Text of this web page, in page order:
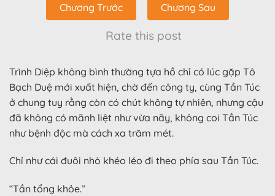
Chương Trước Chương Sau
Rate this post
Trình Diệp không bình thường tựa hồ chỉ có lúc gặp Tô
Bạch Duệ mới xuất hiện, chờ đến công ty, cùng Tần Túc
ở chung tuy rằng còn có chút không tự nhiên, nhưng cậu
đã không có mãnh liệt như vừa nãy, không coi Tần Túc
như bệnh độc mà cách xa trăm mét.
Chỉ như cái đuôi nhỏ khéo léo đi theo phía sau Tần Túc.
“Tần tổng khỏe.”